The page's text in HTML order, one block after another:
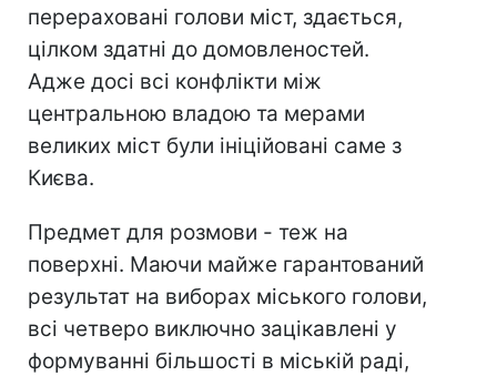
перераховані голови міст, здається,
цілком здатні до домовленостей.
Адже досі всі конфлікти між
центральною владою та мерами
великих міст були ініційовані саме з
Києва.
Предмет для розмови - теж на
поверхні. Маючи майже гарантований
результат на виборах міського голови,
всі четверо виключно зацікавлені у
формуванні більшості в міській раді,